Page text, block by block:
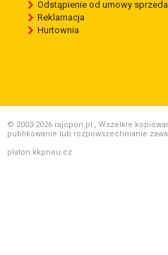
Odstąpienie od umowy
Reklamacja
Hurtownia
© 2003-2026 rajopon.pl , Wszelkie
publikowanie lub rozpowszechnianie
platon.kkpneu.cz